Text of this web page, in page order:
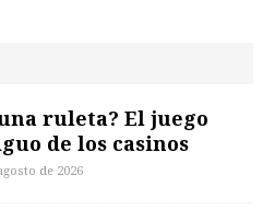
ruleta? El juego
de los casinos
de 2026